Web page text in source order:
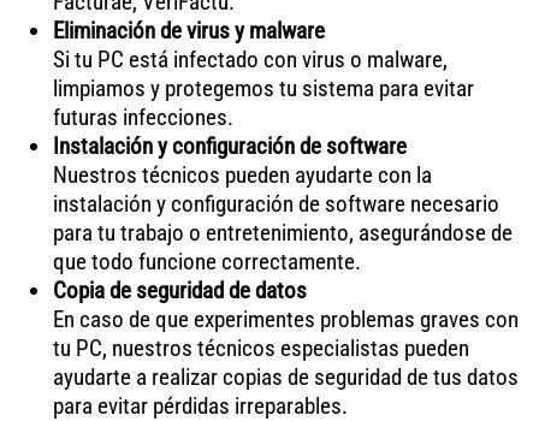
Eliminación de virus y malware
Si tu PC está infectado con virus o malware,
limpiamos y protegemos tu sistema para evitar
futuras infecciones.
Instalación y configuración de software
Nuestros técnicos pueden ayudarte con la
instalación y configuración de software necesario
para tu trabajo o entretenimiento, asegurándose de
que todo funcione correctamente.
Copia de seguridad de datos
En caso de que experimentes problemas graves con
tu PC, nuestros técnicos especialistas pueden
ayudarte a realizar copias de seguridad de tus datos
para evitar pérdidas irreparables.